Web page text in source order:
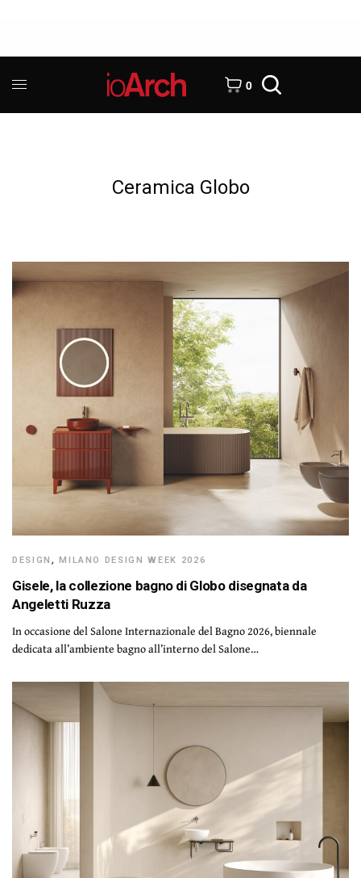
0
Ceramica Globo
DESIGN ,MILANO DESIGN WEEK 2026
Gisele, la collezione bagno di Globo disegnata da
Angeletti Ruzza
In occasione del Salone Internazionale del Bagno 2026, biennale
dedicata all’ambiente bagno all’interno del Salone…